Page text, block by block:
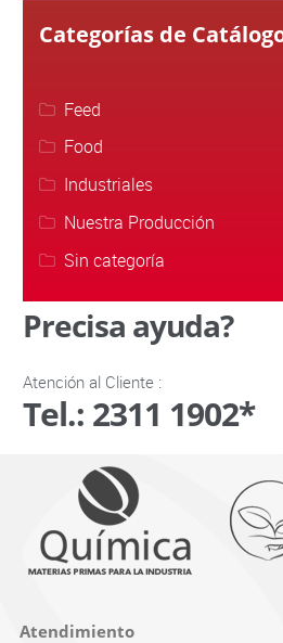
Categorías de
Feed
Food
Industriales
Nuestra Producción
Sin categoría
Precisa ayuda?
Atención al Cliente :
Tel.: 2311 1902*
Atendimiento